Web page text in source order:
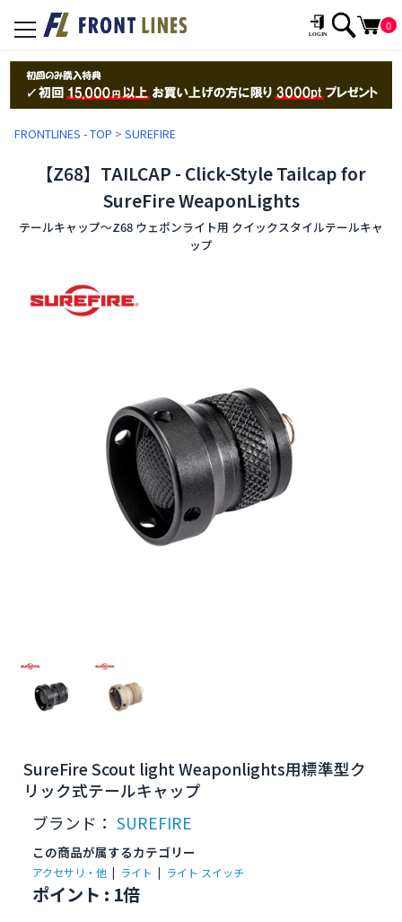
toggle
navigation
0
FRONTLINES - TOP > SUREFIRE
【Z68】TAILCAP - Click-Style Tailcap for
SureFire WeaponLights
テールキャップ〜Z68 ウェポンライト用 クイックスタイルテールキャ
ップ
SureFire Scout light Weaponlights用標準型ク
リック式テールキャップ
ブランド： SUREFIRE
この商品が属するカテゴリー
アクセサリ・他 | ライト | ライト スイッチ
ポイント : 1倍